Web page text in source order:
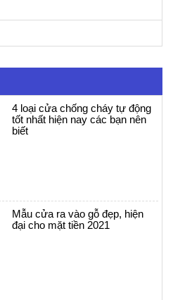
4 loại cửa chống cháy tự động
tốt nhất hiện nay các bạn nên
biết
Mẫu cửa ra vào gỗ đẹp, hiện
đại cho mặt tiền 2021